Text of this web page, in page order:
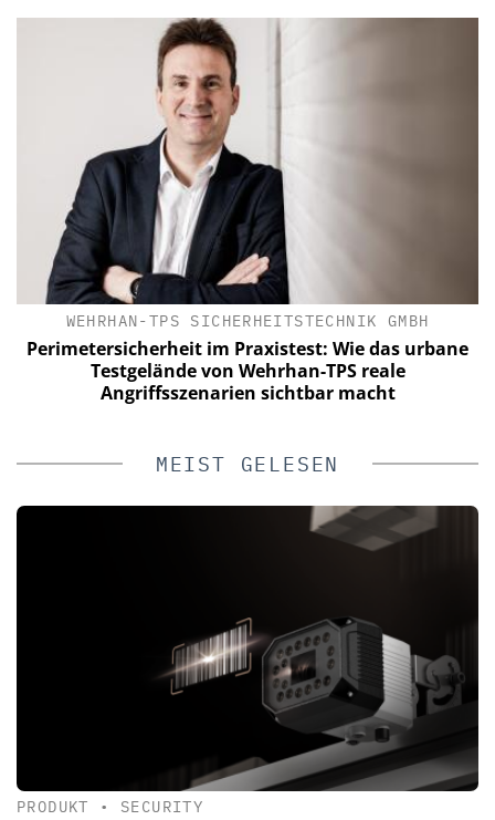
WEHRHAN-TPS SICHERHEITSTECHNIK GMBH
Perimetersicherheit im Praxistest: Wie das urbane
Testgelände von Wehrhan-TPS reale
Angriffsszenarien sichtbar macht
MEIST GELESEN
PRODUKT • SECURITY